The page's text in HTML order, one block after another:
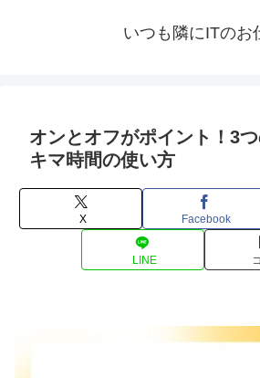
いつも隣にITのお
オンとオフがポイント！3
キマ時間の使い方
X Facebook
LINE